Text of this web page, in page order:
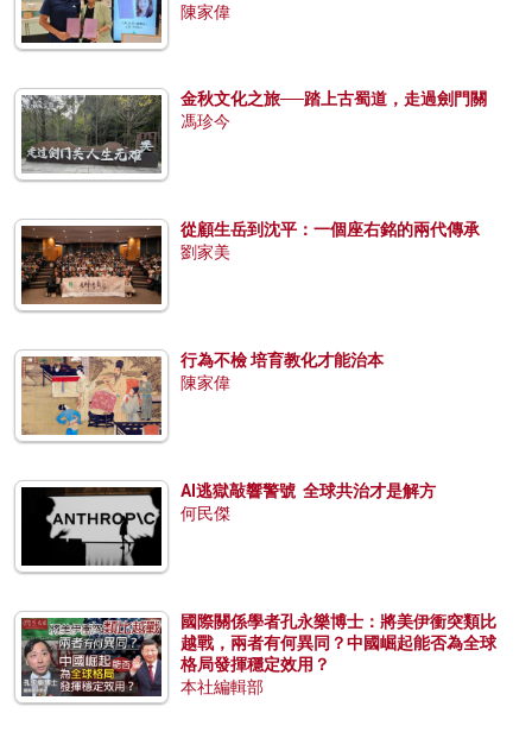
陳家偉
金秋文化之旅──踏上古蜀道，走過劍門關
馮珍今
從顧生岳到沈平：一個座右銘的兩代傳承
劉家美
行為不檢 培育教化才能治本
陳家偉
AI逃獄敲響警號 全球共治才是解方
何民傑
國際關係學者孔永樂博士：將美伊衝突類比
越戰，兩者有何異同？中國崛起能否為全球
格局發揮穩定效用？
本社編輯部